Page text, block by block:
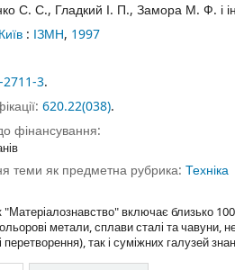
С. С., Гладкий І. П., Замора М. Ф. і
Київ : ІЗМН, 1997
3.
620.22(038).
фінансування:
теми як предметна рубрика: Техніка
включає близько
метали, сплави сталі та чавуни,
перетворення), так і суміжних галузей